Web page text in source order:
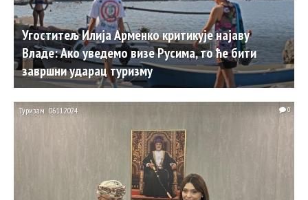
Угоститељ Илија Арменко критикује најаву
Владе: Ако уведемо визе Русима, то ће бити
завршни ударац туризму
Туризам 06.11.2024. 0